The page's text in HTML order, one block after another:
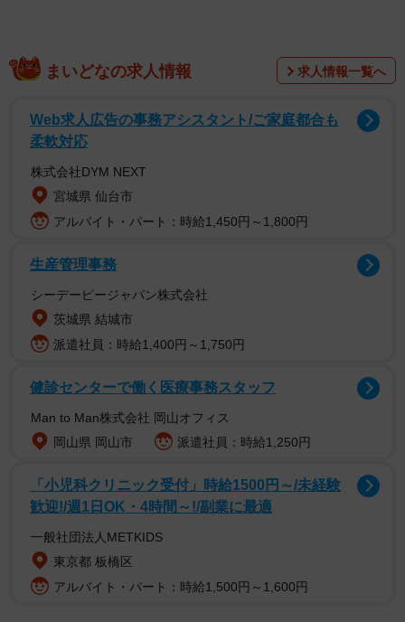
業」「自由業」「パート・アルバイト」をしている全国の
18～69歳の男女5555人を対象として、2024年7月にインタ
ーネットで実施されました。
2/5
地元が好きですか？（提供画像）
「地元が好きですか」という質問に対して、「好き」「ま
あまあ好き」と答えた割合をランキング化したところ、同
まいどなの求人情報 求人情報一覧へ
Web求人広告の事務アシスタント/ご家庭都合も
柔軟対応
株式会社DYM NEXT
宮城県 仙台市
アルバイト・パート：時給1,450円～1,800円
生産管理事務
シーデーピージャパン株式会社
茨城県 結城市
派遣社員：時給1,400円～1,750円
健診センターで働く医療事務スタッフ
Man to Man株式会社 岡山オフィス
岡山県 岡山市
派遣社員：時給1,250円
「小児科クリニック受付」時給1500円～/未経験
歓迎!/週1日OK・4時間～!/副業に最適
一般社団法人METKIDS
東京都 板橋区
アルバイト・パート：時給1,500円～1,600円